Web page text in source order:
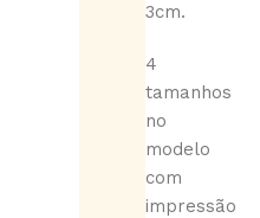
3cm.
4
tamanhos
no
modelo
com
impressão